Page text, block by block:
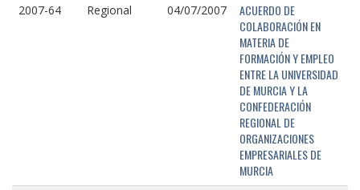
2007-64 Regional 04/07/2007
ACUERDO DE
COLABORACIÓN EN
MATERIA DE
FORMACIÓN Y EMPLEO
ENTRE LA UNIVERSIDAD
DE MURCIA Y LA
CONFEDERACIÓN
REGIONAL DE
ORGANIZACIONES
EMPRESARIALES DE
MURCIA